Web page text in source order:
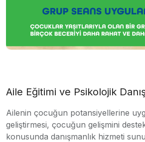
Aile Eğitimi ve Psikolojik
Ailenin çocuğun potansiyellerine
geliştirmesi, çocuğun gelişmini
konusunda danışmanlık hizmeti